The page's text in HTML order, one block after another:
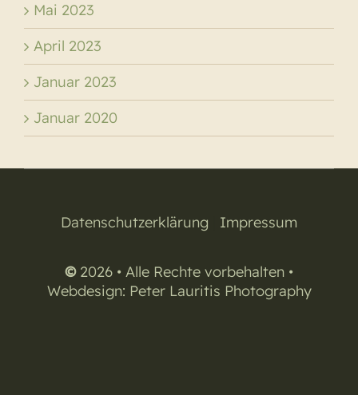
Mai 2023
April 2023
Januar 2023
Januar 2020
Datenschutzerklärung Impressum
©2026 • Alle Rechte vorbehalten •
Webdesign: Peter Lauritis Photography